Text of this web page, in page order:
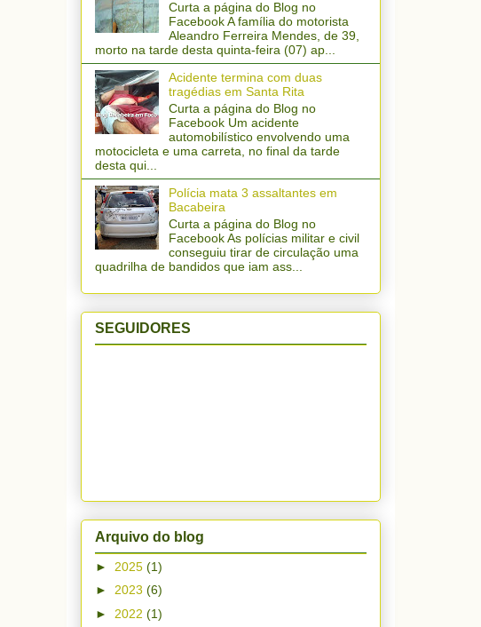
Curta a página do Blog no
Facebook A família do motorista
Aleandro Ferreira Mendes, de 39,
morto na tarde desta quinta-feira (07) ap...
Acidente termina com duas
tragédias em Santa Rita
Curta a página do Blog no
Facebook Um acidente
automobilístico envolvendo uma
motocicleta e uma carreta, no final da tarde
desta qui...
Polícia mata 3 assaltantes em
Bacabeira
Curta a página do Blog no
Facebook As polícias militar e civil
conseguiu tirar de circulação uma
quadrilha de bandidos que iam ass...
SEGUIDORES
Arquivo do blog
► 2025 (1)
► 2023 (6)
► 2022 (1)